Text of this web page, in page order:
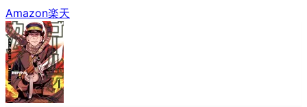
Amazon楽天